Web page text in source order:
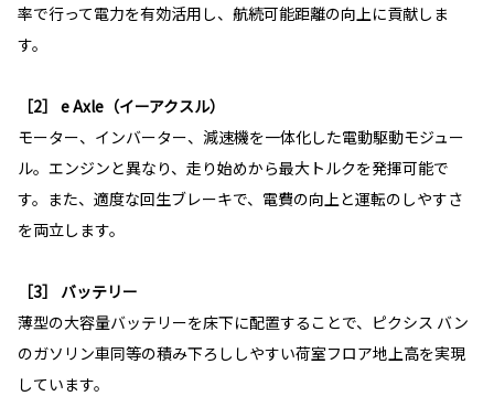
率で行って電力を有効活用し、航続可能距離の向上に貢献しま
す。
［2］ e Axle（イーアクスル）
モーター、インバーター、減速機を一体化した電動駆動モジュー
ル。エンジンと異なり、走り始めから最大トルクを発揮可能で
す。また、適度な回生ブレーキで、電費の向上と運転のしやすさ
を両立します。
［3］ バッテリー
薄型の大容量バッテリーを床下に配置することで、ピクシス バン
のガソリン車同等の積み下ろししやすい荷室フロア地上高を実現
しています。